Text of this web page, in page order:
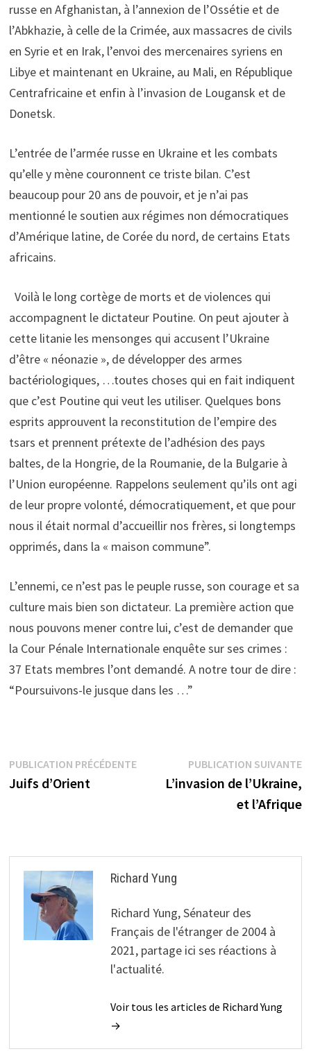
russe en Afghanistan, à l’annexion de l’Ossétie et de
l’Abkhazie, à celle de la Crimée, aux massacres de civils
en Syrie et en Irak, l’envoi des mercenaires syriens en
Libye et maintenant en Ukraine, au Mali, en République
Centrafricaine et enfin à l’invasion de Lougansk et de
Donetsk.
L’entrée de l’armée russe en Ukraine et les combats
qu’elle y mène couronnent ce triste bilan. C’est
beaucoup pour 20 ans de pouvoir, et je n’ai pas
mentionné le soutien aux régimes non démocratiques
d’Amérique latine, de Corée du nord, de certains Etats
africains.
Voilà le long cortège de morts et de violences qui
accompagnent le dictateur Poutine. On peut ajouter à
cette litanie les mensonges qui accusent l’Ukraine
d’être « néonazie », de développer des armes
bactériologiques, …toutes choses qui en fait indiquent
que c’est Poutine qui veut les utiliser. Quelques bons
esprits approuvent la reconstitution de l’empire des
tsars et prennent prétexte de l’adhésion des pays
baltes, de la Hongrie, de la Roumanie, de la Bulgarie à
l’Union européenne. Rappelons seulement qu’ils ont agi
de leur propre volonté, démocratiquement, et que pour
nous il était normal d’accueillir nos frères, si longtemps
opprimés, dans la « maison commune”.
L’ennemi, ce n’est pas le peuple russe, son courage et sa
culture mais bien son dictateur. La première action que
nous pouvons mener contre lui, c’est de demander que
la Cour Pénale Internationale enquête sur ses crimes :
37 Etats membres l’ont demandé. A notre tour de dire :
“Poursuivons-le jusque dans les …”
Navigation
de
PUBLICATION PRÉCÉDENTEPublication
précédente :
Juifs d’Orient
PUBLICATION SUIVANTE
L’invasion de l’Ukraine,
et l’Afrique
Richard Yung
Richard Yung, Sénateur des
Français de l'étranger de 2004 à
2021, partage ici ses réactions à
l'actualité.
Voir tous les articles de Richard Yung
→